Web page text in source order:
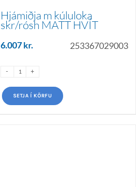
Hjámiðja m kúluloka
skr/rósh MATT HVÍT
6.007kr. 253367029003
SETJA Í KÖRFU